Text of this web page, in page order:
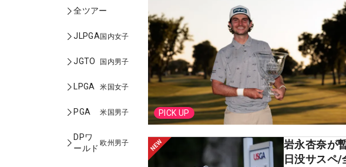
全ツアー
JLPGA国内女子
JGTO 国内男子
LPGA 米国女子
PGA 米国男子
DPワ
ールド
欧州男子
PICK UP
岩永杏奈が
日没サスペ/